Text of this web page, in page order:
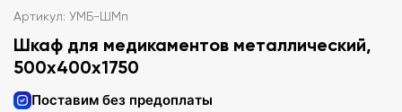
Артикул: УМБ-ШМп
Шкаф для медикаментов металлический,
500х400х1750
Поставим без предоплаты